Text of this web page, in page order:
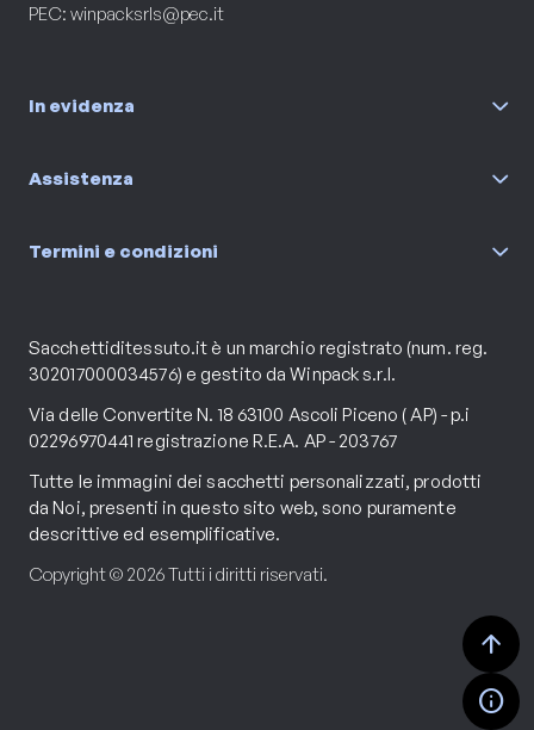
PEC: winpacksrls@pec.it
In evidenza
Assistenza
Termini e condizioni
Sacchettiditessuto.it è un marchio registrato (num. reg.
302017000034576) e gestito da Winpack s.r.l.
Via delle Convertite N. 18 63100 Ascoli Piceno ( AP) - p.i
02296970441 registrazione R.E.A. AP - 203767
Tutte le immagini dei sacchetti personalizzati, prodotti
da Noi, presenti in questo sito web, sono puramente
descrittive ed esemplificative.
Copyright © 2026 Tutti i diritti riservati.
arrow_upward
info